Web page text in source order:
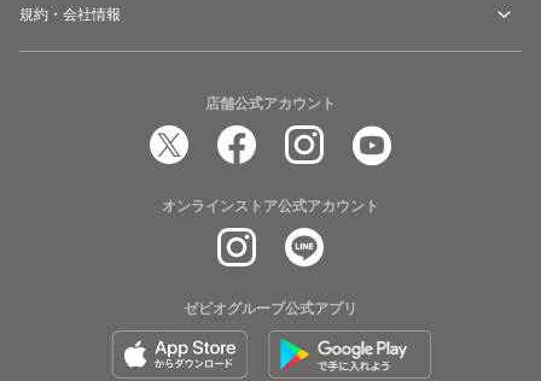
規約・会社情報
店舗公式アカウント
オンラインストア公式アカウント
ゼビオグループ公式アプリ